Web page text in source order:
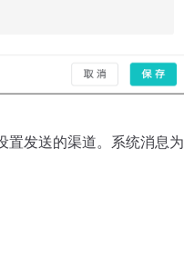
置发送的渠道。系统消息为